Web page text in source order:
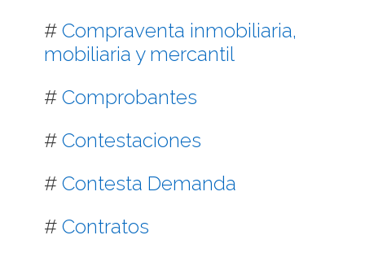
# Compraventa inmobiliaria,
mobiliaria y mercantil
# Comprobantes
# Contestaciones
# Contesta Demanda
# Contratos